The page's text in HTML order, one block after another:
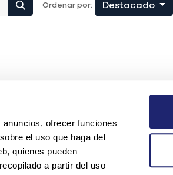
ofrecer funciones
el uso que haga del
quienes pueden
a partir del uso
Ordenar por: Destacado